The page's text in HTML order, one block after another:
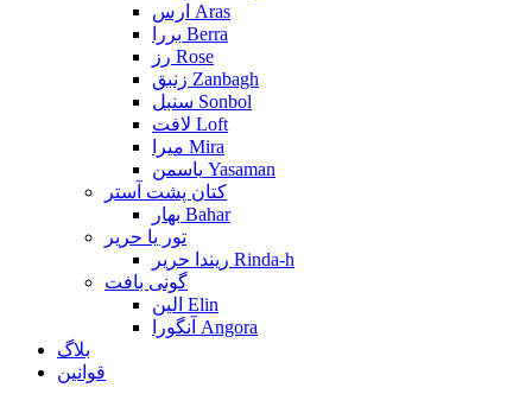
ارس Aras
بررا Berra
رز Rose
زنبق Zanbagh
سنبل Sonbol
لافت Loft
میرا Mira
یاسمن Yasaman
کتان پشت آستر
بهار Bahar
تور یا حریر
ریندا حریر Rinda-h
گونی بافت
الین Elin
آنگورا Angora
بلاگ
قوانین